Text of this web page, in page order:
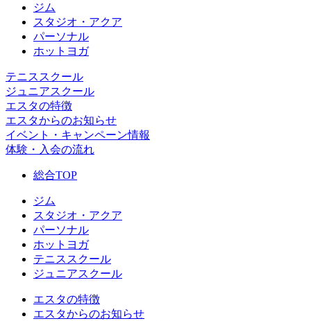
ジム
スタジオ・アクア
パーソナル
ホットヨガ
テニススクール
ジュニアスクール
エスタの特徴
エスタからのお知らせ
イベント・キャンペーン情報
体験・入会の流れ
総合TOP
ジム
スタジオ・アクア
パーソナル
ホットヨガ
テニススクール
ジュニアスクール
エスタの特徴
エスタからのお知らせ